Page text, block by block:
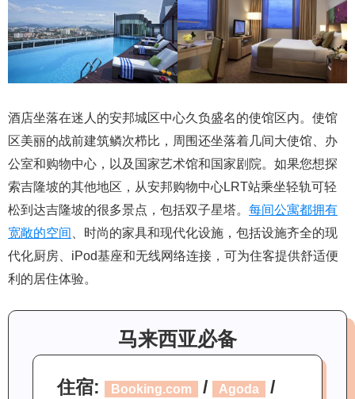
酒店坐落在迷人的安邦城区中心久负盛名的使馆区内。使馆
区美丽的战前建筑鳞次栉比，周围还坐落着几间大使馆、办
公室和购物中心，以及国家艺术馆和国家剧院。如果您想探
索吉隆坡的其他地区，从安邦购物中心LRT站乘坐轻轨可轻
松到达吉隆坡的很多景点，包括双子星塔。 每间公寓都拥有
宽敞的空间
、时尚的家具和现代化设施，包括设施齐全的现
代化厨房、iPod基座和无线网络连接，可为住客提供舒适便
利的居住体验。
马来西亚必备
住宿: Booking.com / Agoda /